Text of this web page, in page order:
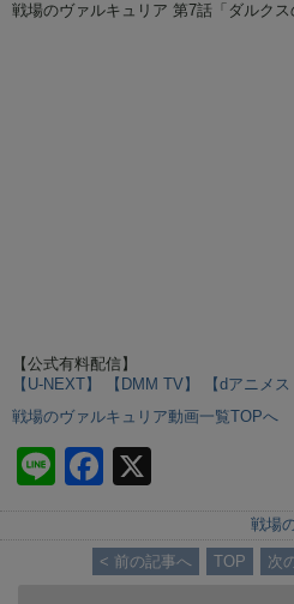
戦場のヴァルキュリア 第7話「ダルクス
【公式有料配信】
【U-NEXT】
【DMM TV】
【dアニメス
戦場のヴァルキュリア動画一覧TOPへ
Li
n
e
F
a
c
e
戦場
< 前の記事へ TOP 次